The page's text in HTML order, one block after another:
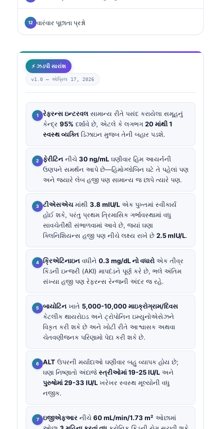
વારંવાર પૂછાતા પ્રશ્નો
⚡ ઝડપી સારાંશ
v1.0 — એપ્રિલ 17, 2026
રેફરન્સ ઇન્ટરવલ સામાન્ય રીતે પસંદ કરાયેલા સમૂહનું
કેન્દ્ર 95% દર્શાવે છે, એટલે કે લગભગ 20 માંથી 1
સ્વસ્થ વ્યક્તિ ડિઝાઇન મુજબ તેની બહાર પડશે.
ફેરીટિન નીચે 30 ng/mL ઘણીવાર હિમ આયર્નની
ઉણપને સમર્થન આપે છે—હિમોગ્લોબિન ઘટે તે પહેલાં પણ
અને જ્યારે લેબ હજી પણ સામાન્ય જ છાપે ત્યારે પણ.
ટીએસએચમાંથી 3.8 mIU/L એક પુખ્તમાં સ્વીકાર્ય
હોઈ શકે, પરંતુ પ્રથમ ત્રિમાસિક ગર્ભાવસ્થામાં વધુ
સાવચેતીથી સંભાળવામાં આવે છે, જ્યાં ઘણા
ક્લિનિશિયન્સ હજી પણ નીચે લક્ષ્ય રાખે છે 2.5 mIU/L.
ક્રિએટિનાઇન વધીને 0.3 mg/dL નો વધારોએક તીવ્ર
કિડની ઇન્જરી (AKI) માપદંડને પૂર્ણ કરે છે, ભલે અંતિમ
સંખ્યા હજી પણ રેફરન્સ રેન્જની અંદર જ રહે.
બાયોટિન ખાતે 5,000-10,000 માઇક્રોગ્રામ/દિવસ
કેટલીક થાયરોઇડ અને ટ્રોપોનિન ઇમ્યુનોએસેઝને
વિકૃત કરી શકે છે અને ખોટી રીતે આશ્વાસક અથવા
ચેતવણીજનક પરિણામો પેદા કરી શકે છે.
ALT ઉપરની મર્યાદાઓ ઘણીવાર બહુ વ્યાપક હોય છે;
ઘણા નિષ્ણાતો અંદાજે સ્ત્રીઓમાં 19-25 IU/L અને
પુરુષોમાં 29-33 IU/L ખરેખર સ્વસ્થ મૂલ્યોની વધુ
નજીક.
ઇજીએફઆર નીચે 60 mL/min/1.73 m² ઓછામાં